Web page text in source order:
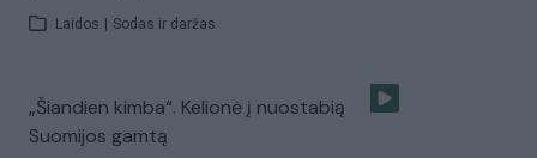
Laidos Sodas ir daržas
„Šiandien kimba“. Kelionė į nuostabią
Suomijos gamtą